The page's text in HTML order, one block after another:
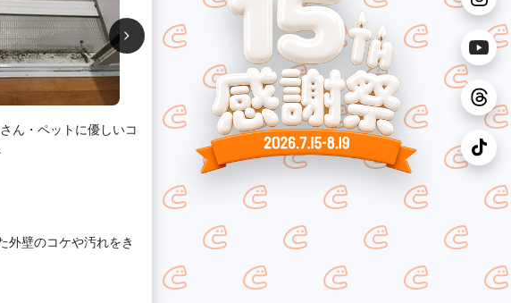
ん・ペットに優しいコ
外壁のコケや汚れをき